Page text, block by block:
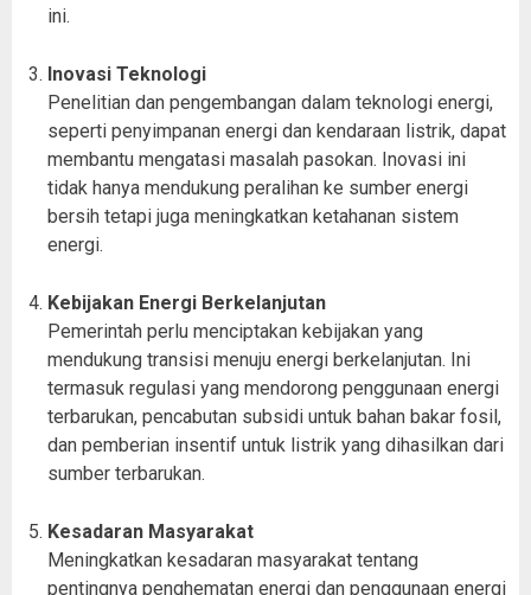
ini.
Inovasi Teknologi
Penelitian dan pengembangan dalam teknologi energi,
seperti penyimpanan energi dan kendaraan listrik, dapat
membantu mengatasi masalah pasokan. Inovasi ini
tidak hanya mendukung peralihan ke sumber energi
bersih tetapi juga meningkatkan ketahanan sistem
energi.
Kebijakan Energi Berkelanjutan
Pemerintah perlu menciptakan kebijakan yang
mendukung transisi menuju energi berkelanjutan. Ini
termasuk regulasi yang mendorong penggunaan energi
terbarukan, pencabutan subsidi untuk bahan bakar fosil,
dan pemberian insentif untuk listrik yang dihasilkan dari
sumber terbarukan.
Kesadaran Masyarakat
Meningkatkan kesadaran masyarakat tentang
pentingnya penghematan energi dan penggunaan energi